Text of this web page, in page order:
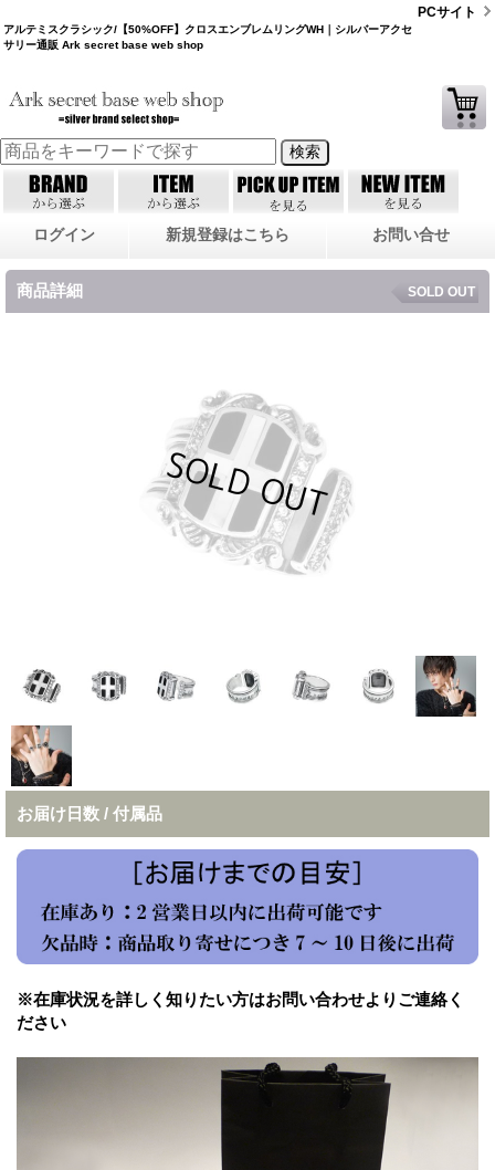
アルテミスクラシック/【50%OFF】クロスエンブレムリングWH｜シルバーアクセ
サリー通販 Ark secret base web shop
PCサイト
ログイン 新規登録はこちら お問い合せ
商品詳細 SOLD OUT
お届け日数 / 付属品
※在庫状況を詳しく知りたい方はお問い合わせよりご連絡く
ださい